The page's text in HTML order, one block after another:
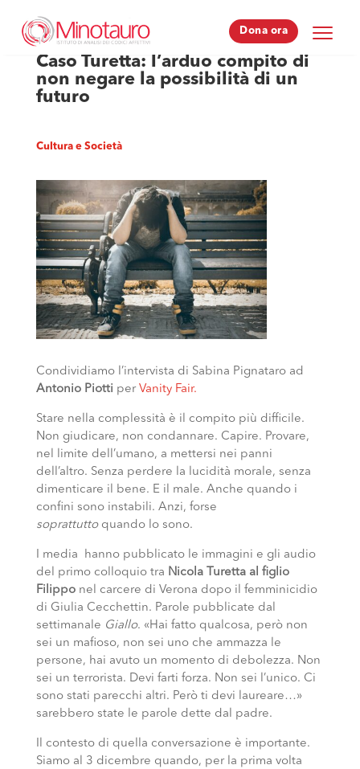
Dona ora
Dona ora
Caso Turetta: l’arduo compito di
non negare la possibilità di un
futuro
Cultura e Società
Condividiamo l’intervista di Sabina Pignataro ad
Antonio Piotti per Vanity Fair.
Stare nella complessità è il compito più difficile.
Non giudicare, non condannare. Capire. Provare,
nel limite dell’umano, a mettersi nei panni
dell’altro. Senza perdere la lucidità morale, senza
dimenticare il bene. E il male. Anche quando i
confini sono instabili. Anzi, forse
soprattuttoquando lo sono.
I media hanno pubblicato le immagini e gli audio
del primo colloquio tra Nicola Turetta al figlio
Filipponel carcere di Verona dopo il femminicidio
di Giulia Cecchettin. Parole pubblicate dal
settimanale Giallo. «Hai fatto qualcosa, però non
sei un mafioso, non sei uno che ammazza le
persone, hai avuto un momento di debolezza. Non
sei un terrorista. Devi farti forza. Non sei l’unico. Ci
sono stati parecchi altri. Però ti devi laureare…»
sarebbero state le parole dette dal padre.
Il contesto di quella conversazione è importante.
Siamo al 3 dicembre quando, per la prima volta